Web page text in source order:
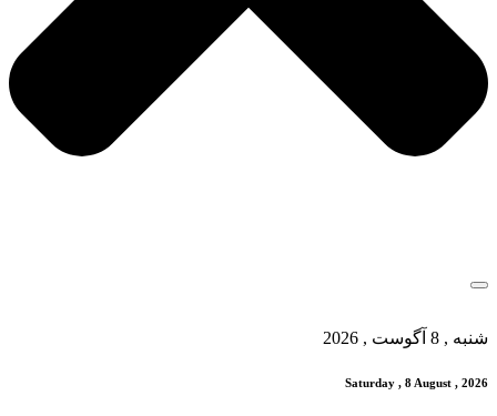
شنبه , 8 آگوست , 2026
Saturday , 8 August , 2026